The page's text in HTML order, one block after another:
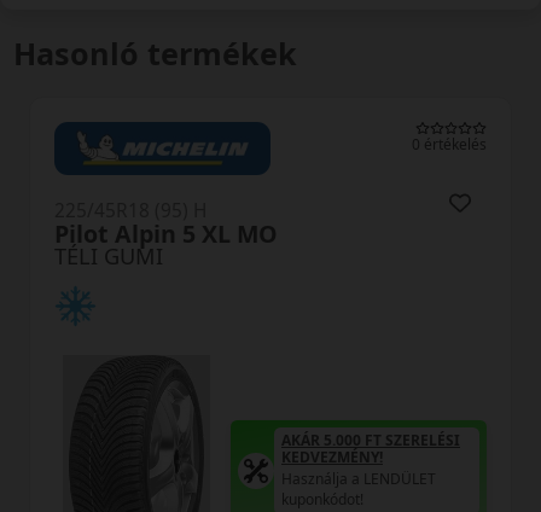
Hasonló termékek
0 értékelés
TÉLI GUMI
Pilot Alpin 5 XL MO
AKÁR 5.000 FT SZERELÉSI
KEDVEZMÉNY!
Használja a LENDÜLET
kuponkódot!